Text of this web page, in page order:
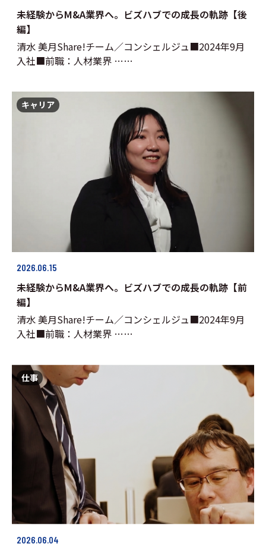
未経験からM&A業界へ。ビズハブでの成長の軌跡【後
編】
清水 美月Share!チーム／コンシェルジュ■2024年9月
入社■前職：人材業界 ……
2026.06.15
未経験からM&A業界へ。ビズハブでの成長の軌跡【前
編】
清水 美月Share!チーム／コンシェルジュ■2024年9月
入社■前職：人材業界 ……
キャリア
2026.06.04
仕事